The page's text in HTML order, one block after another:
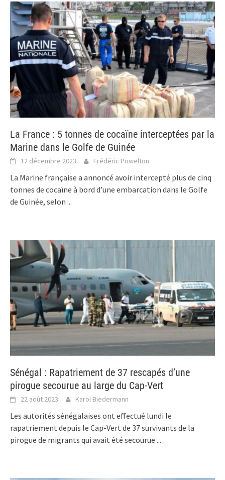
La France : 5 tonnes de cocaïne interceptées par la
Marine dans le Golfe de Guinée
12 décembre 2023 Frédéric Powelton
La Marine française a annoncé avoir intercepté plus de cinq
tonnes de cocaïne à bord d’une embarcation dans le Golfe
de Guinée, selon ...
Sénégal : Rapatriement de 37 rescapés d’une
pirogue secourue au large du Cap-Vert
22 août 2023 Karol Biedermann
Les autorités sénégalaises ont effectué lundi le
rapatriement depuis le Cap-Vert de 37 survivants de la
pirogue de migrants qui avait été secourue ...